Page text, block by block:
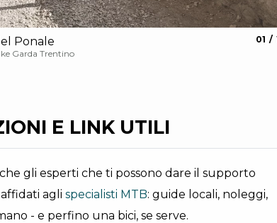
Ponale
Garda Trentino
01
E LINK UTILI
gli esperti che ti possono dare il supporto
agli specialisti MTB: guide locali, noleggi,
- e perfino una bici, se serve.